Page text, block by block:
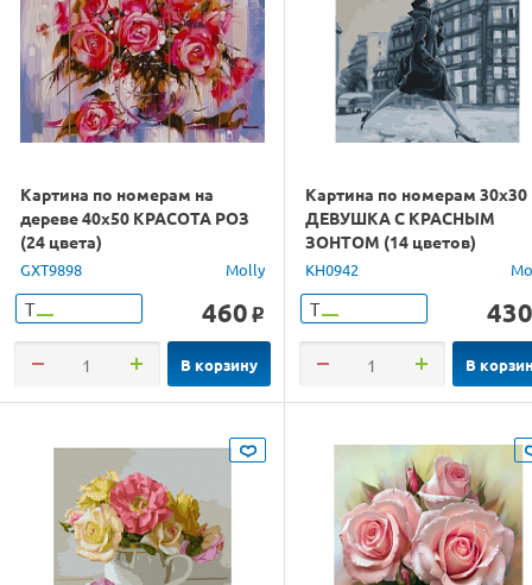
Картина по номерам на
дереве 40х50 КРАСОТА РОЗ
(24 цвета)
GXT9898 Molly
Т 460 o
В корзину
Картина по номерам 30х30
ДЕВУШКА С КРАСНЫМ
ЗОНТОМ (14 цветов)
KH0942
Т 430
В